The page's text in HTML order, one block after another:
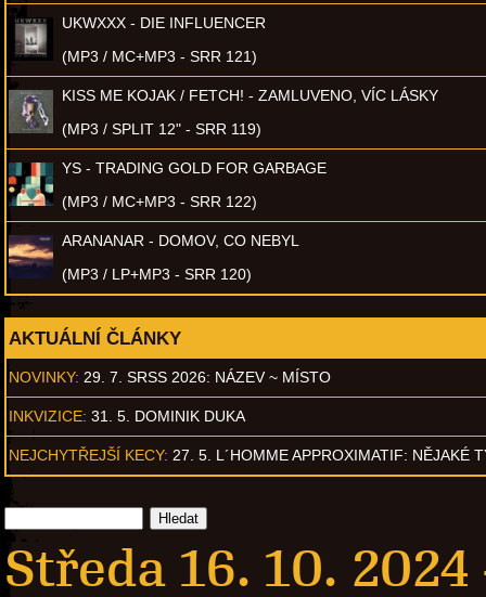
UKWXXX - DIE INFLUENCER
(MP3 / MC+MP3 - SRR 121)
KISS ME KOJAK / FETCH! - ZAMLUVENO, VÍC LÁSKY
(MP3 / SPLIT 12" - SRR 119)
YS - TRADING GOLD FOR GARBAGE
(MP3 / MC+MP3 - SRR 122)
ARANANAR - DOMOV, CO NEBYL
(MP3 / LP+MP3 - SRR 120)
AKTUÁLNÍ ČLÁNKY
NOVINKY: 29. 7. SRSS 2026: NÁZEV ~ MÍSTO
INKVIZICE: 31. 5. DOMINIK DUKA
NEJCHYTŘEJŠÍ KECY: 27. 5. L´HOMME APPROXIMATIF: NĚJAKÉ
Středa 16. 10.